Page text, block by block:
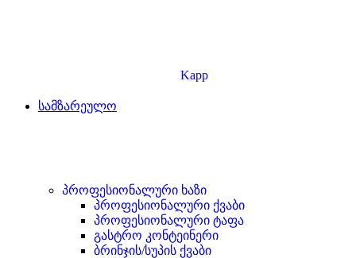
Kapp
სამზარეულო
პროფესიონალური ხაზი
პროფესიონალური ქვაბი
პროფესიონალური ტაფა
გასტრო კონტეინერი
ბრინჯის/სუპის ქვაბი